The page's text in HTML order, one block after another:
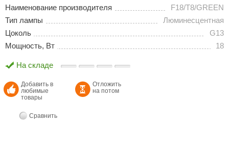
Наименование производителя
F18/T8/GREEN
Тип лампы
Люминесцентная
Цоколь
G13
Мощность, Вт
18
На складе
Добавить в
любимые
товары
Отложить
на потом
Сравнить